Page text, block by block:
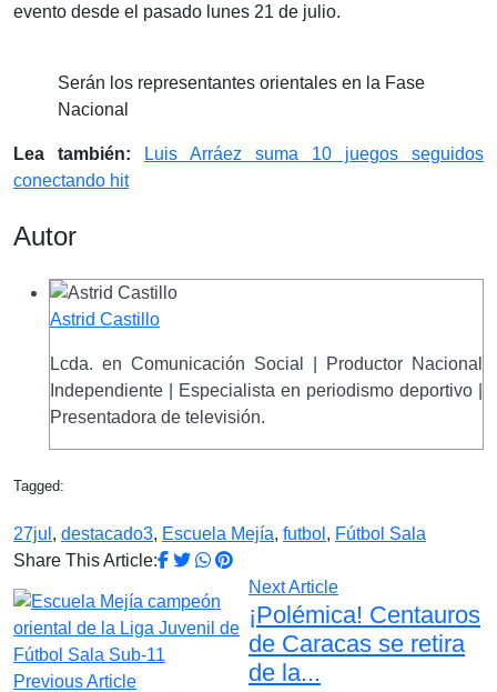
evento desde el pasado lunes 21 de julio.
Serán los representantes orientales en la Fase
Nacional
Lea también:
Luis Arráez suma 10 juegos seguidos
conectando hit
Autor
Astrid Castillo
Lcda. en Comunicación Social | Productor Nacional
Independiente | Especialista en periodismo deportivo |
Presentadora de televisión.
Tagged:
27jul , destacado3, Escuela Mejía, futbol , Fútbol Sala
Share This Article:
Previous Article
Next Article
¡Polémica! Centauros
de Caracas se retira
de la...